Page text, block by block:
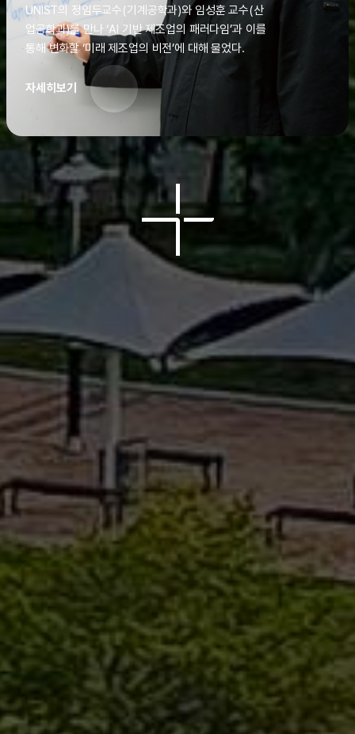
UNIST의 정임두교수(기계공학과)와 임성훈 교수(산
업공학과)를 만나 ‘AI 기반 제조업의 패러다임’과 이를
통해 변화할 ‘미래 제조업의 비전’에 대해 물었다.
자세히보기